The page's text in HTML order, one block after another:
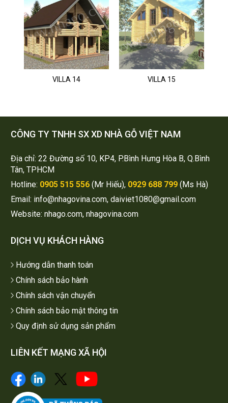
VILLA 14 VILLA 15
CÔNG TY TNHH SX XD NHÀ GỖ VIỆT NAM
Địa chỉ: 22 Đường số 10, KP4, P.Bình Hưng Hòa B, Q.Bình
Tân, TPHCM
Hotline: 0905 515 556(Mr Hiếu), 0929 688 799(Ms Hà)
Email: info@nhagovina.com, daiviet1080@gmail.com
Website: nhago.com, nhagovina.com
DỊCH VỤ KHÁCH HÀNG
Hướng dẫn thanh toán
Chính sách bảo hành
Chính sách vận chuyển
Chính sách bảo mật thông tin
Quy định sử dụng sản phẩm
LIÊN KẾT MẠNG XÃ HỘI